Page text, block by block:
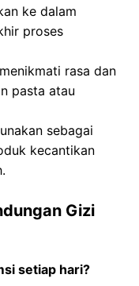
ke dalam
proses
rasa dan
pasta atau
sebagai
kecantikan
Gizi
setiap hari?